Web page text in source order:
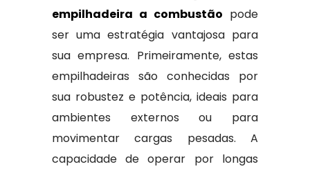
empilhadeira a combustão pode
ser uma estratégia vantajosa para
sua empresa. Primeiramente, estas
empilhadeiras são conhecidas por
sua robustez e potência, ideais para
ambientes externos ou para
movimentar cargas pesadas. A
capacidade de operar por longas